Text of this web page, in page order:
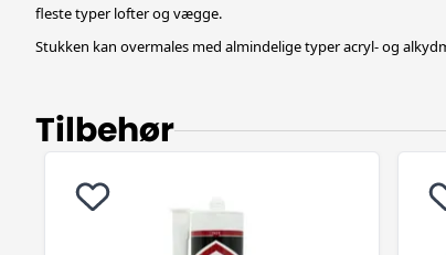
fleste typer lofter og vægge.
Stukken kan overmales med almindelige typer acryl- og
Tilbehør